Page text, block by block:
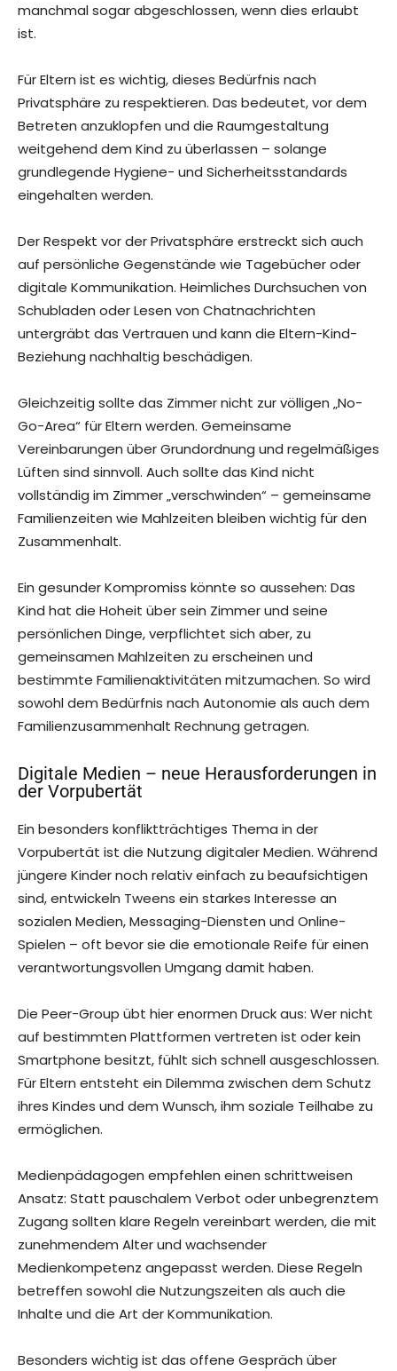
manchmal sogar abgeschlossen, wenn dies erlaubt
ist.
Für Eltern ist es wichtig, dieses Bedürfnis nach
Privatsphäre zu respektieren. Das bedeutet, vor dem
Betreten anzuklopfen und die Raumgestaltung
weitgehend dem Kind zu überlassen – solange
grundlegende Hygiene- und Sicherheitsstandards
eingehalten werden.
Der Respekt vor der Privatsphäre erstreckt sich auch
auf persönliche Gegenstände wie Tagebücher oder
digitale Kommunikation. Heimliches Durchsuchen von
Schubladen oder Lesen von Chatnachrichten
untergräbt das Vertrauen und kann die Eltern-Kind-
Beziehung nachhaltig beschädigen.
Gleichzeitig sollte das Zimmer nicht zur völligen „No-
Go-Area“ für Eltern werden. Gemeinsame
Vereinbarungen über Grundordnung und regelmäßiges
Lüften sind sinnvoll. Auch sollte das Kind nicht
vollständig im Zimmer „verschwinden“ – gemeinsame
Familienzeiten wie Mahlzeiten bleiben wichtig für den
Zusammenhalt.
Ein gesunder Kompromiss könnte so aussehen: Das
Kind hat die Hoheit über sein Zimmer und seine
persönlichen Dinge, verpflichtet sich aber, zu
gemeinsamen Mahlzeiten zu erscheinen und
bestimmte Familienaktivitäten mitzumachen. So wird
sowohl dem Bedürfnis nach Autonomie als auch dem
Familienzusammenhalt Rechnung getragen.
Digitale Medien – neue Herausforderungen in
der Vorpubertät
Ein besonders konfliktträchtiges Thema in der
Vorpubertät ist die Nutzung digitaler Medien. Während
jüngere Kinder noch relativ einfach zu beaufsichtigen
sind, entwickeln Tweens ein starkes Interesse an
sozialen Medien, Messaging-Diensten und Online-
Spielen – oft bevor sie die emotionale Reife für einen
verantwortungsvollen Umgang damit haben.
Die Peer-Group übt hier enormen Druck aus: Wer nicht
auf bestimmten Plattformen vertreten ist oder kein
Smartphone besitzt, fühlt sich schnell ausgeschlossen.
Für Eltern entsteht ein Dilemma zwischen dem Schutz
ihres Kindes und dem Wunsch, ihm soziale Teilhabe zu
ermöglichen.
Medienpädagogen empfehlen einen schrittweisen
Ansatz: Statt pauschalem Verbot oder unbegrenztem
Zugang sollten klare Regeln vereinbart werden, die mit
zunehmendem Alter und wachsender
Medienkompetenz angepasst werden. Diese Regeln
betreffen sowohl die Nutzungszeiten als auch die
Inhalte und die Art der Kommunikation.
Besonders wichtig ist das offene Gespräch über